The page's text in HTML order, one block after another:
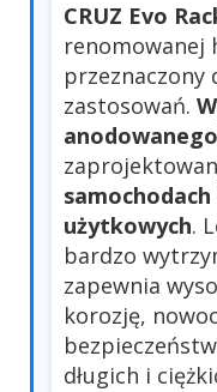
CRUZ Evo
renomowanej
przeznaczony
zastosowań.
użytkowych.
bardzo
zapewnia
korozję,
długich i